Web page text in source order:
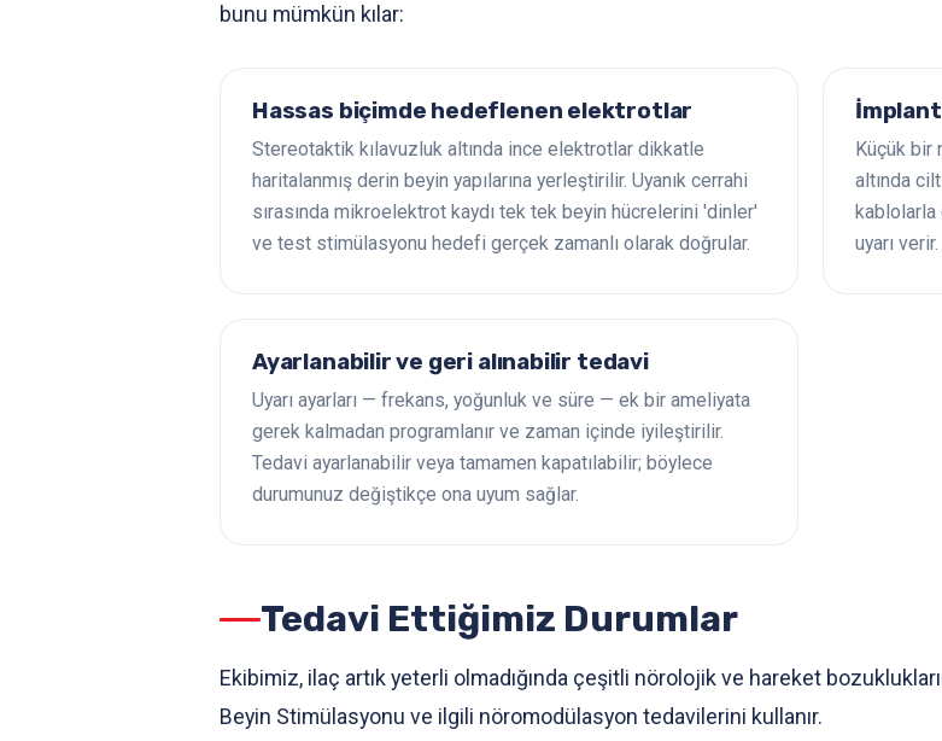
bunu mümkün kılar:
Hassas biçimde hedeflenen elektrotlar
Stereotaktik kılavuzluk altında ince elektrotlar dikkatle
haritalanmış derin beyin yapılarına yerleştirilir. Uyanık cerrahi
sırasında mikroelektrot kaydı tek tek beyin hücrelerini 'dinler'
ve test stimülasyonu hedefi gerçek zamanlı olarak doğrular.
Küçük bir
altında
kablolarla
uyarı verir.
Ayarlanabilir ve geri alınabilir tedavi
Uyarı ayarları — frekans, yoğunluk ve süre — ek bir ameliyata
gerek kalmadan programlanır ve zaman içinde iyileştirilir.
Tedavi ayarlanabilir veya tamamen kapatılabilir; böylece
durumunuz değiştikçe ona uyum sağlar.
Tedavi Ettiğimiz Durumlar
Ekibimiz, ilaç artık yeterli olmadığında çeşitli nörolojik ve hareket
Beyin Stimülasyonu ve ilgili nöromodülasyon tedavilerini kullanır.